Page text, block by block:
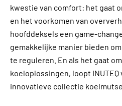
kwestie van comfort: het gaat
en het voorkomen van
hoofddeksels een game-
gemakkelijke manier bieden
te reguleren. En als het gaat
koeloplossingen, loopt
innovatieve collectie